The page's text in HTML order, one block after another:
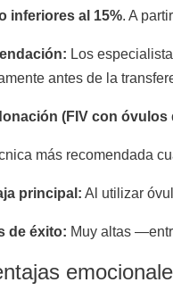
inferiores al 15%. A
Los
antes de la
(FIV con óvulos
más recomendada
principal: Al utilizar
de éxito: Muy altas